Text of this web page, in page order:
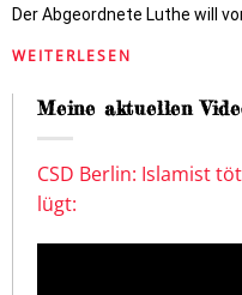
Der Abgeordnete Luthe will
WEITERLESEN
Meine aktuellen
CSD Berlin: Islamist
lügt: